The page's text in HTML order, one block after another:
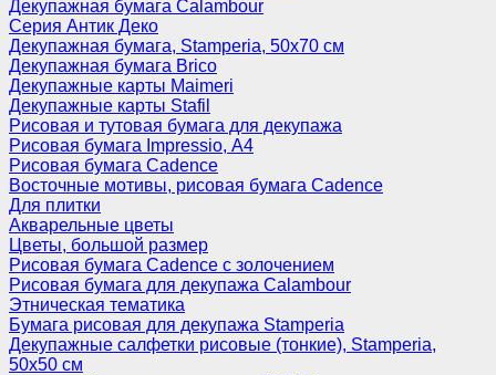
Декупажная бумага Calambour
Серия Антик Деко
Декупажная бумага, Stamperia, 50х70 см
Декупажная бумага Brico
Декупажные карты Maimeri
Декупажные карты Stafil
Рисовая и тутовая бумага для декупажа
Рисовая бумага Impressio, А4
Рисовая бумага Cadence
Восточные мотивы, рисовая бумага Cadence
Для плитки
Акварельные цветы
Цветы, большой размер
Рисовая бумага Cadence c золочением
Рисовая бумага для декупажа Calambour
Этническая тематика
Бумага рисовая для декупажа Stamperia
Декупажные салфетки рисовые (тонкие), Stamperia,
50х50 см